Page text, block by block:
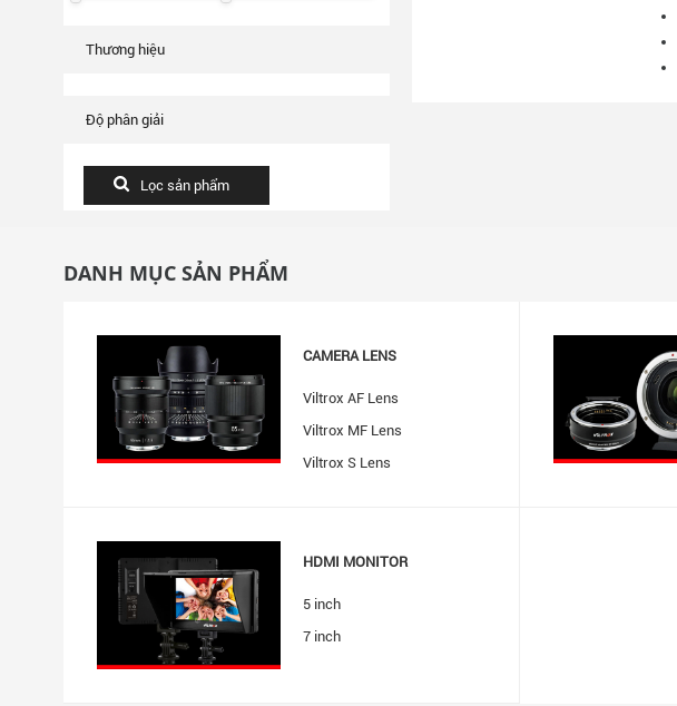
Thương hiệu
Độ phân giải
DANH MỤC SẢN PHẨM
CAMERA LENS
Viltrox AF Lens
Viltrox MF Lens
Viltrox S Lens
HDMI MONITOR
5 inch
7 inch